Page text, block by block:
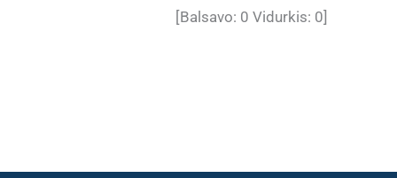
[Balsavo: 0 Vidurkis: 0]